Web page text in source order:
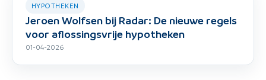
HYPOTHEKEN
Jeroen Wolfsen bij Radar: De nieuwe regels
voor aflossingsvrije hypotheken
01-04-2026